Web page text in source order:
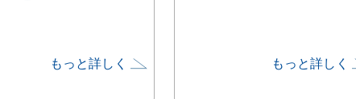
もっと詳しく もっと詳しく